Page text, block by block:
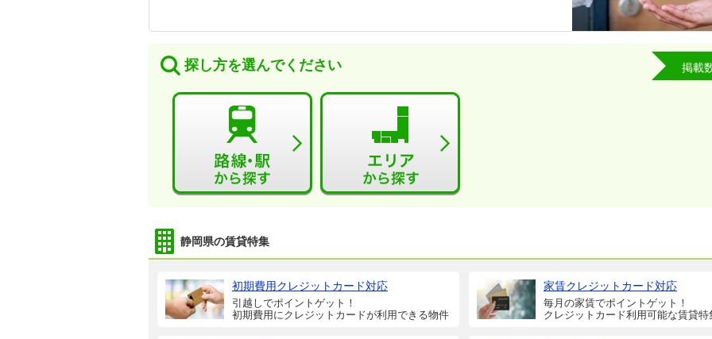
探し方を選んでください 掲載
静岡県の賃貸特集
初期費用クレジットカード対応
引越しでポイントゲット！
初期費用にクレジットカードが利用できる物件
家賃クレジットカード対応
毎月の家賃でポイントゲット！
クレジットカード利用可能な賃貸特